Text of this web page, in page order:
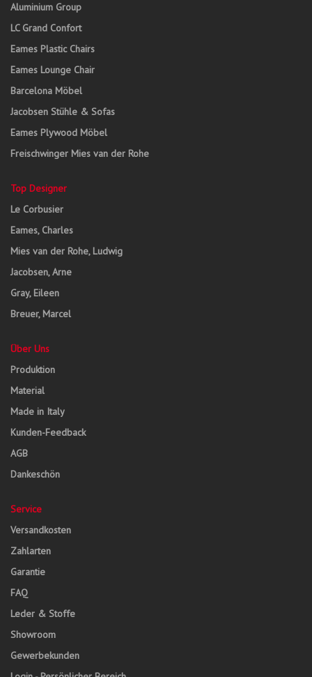
Aluminium Group
LC Grand Confort
Eames Plastic Chairs
Eames Lounge Chair
Barcelona Möbel
Jacobsen Stühle & Sofas
Eames Plywood Möbel
Freischwinger Mies van der Rohe
Top Designer
Le Corbusier
Eames, Charles
Mies van der Rohe, Ludwig
Jacobsen, Arne
Gray, Eileen
Breuer, Marcel
Über Uns
Produktion
Material
Made in Italy
Kunden-Feedback
AGB
Dankeschön
Service
Versandkosten
Zahlarten
Garantie
FAQ
Leder & Stoffe
Showroom
Gewerbekunden